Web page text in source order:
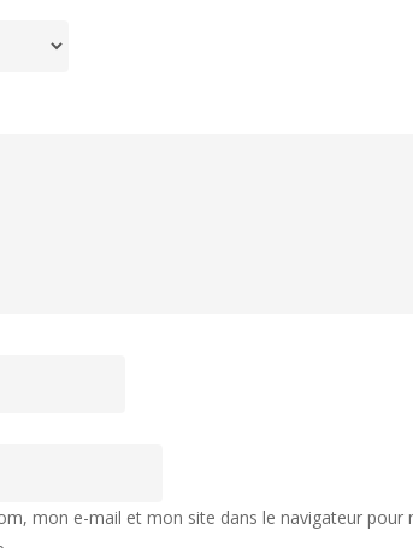
mon e-mail et mon site dans le navigateur pour